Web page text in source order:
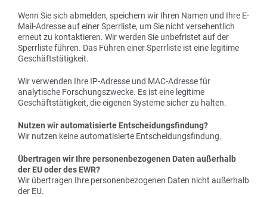
Wenn Sie sich abmelden, speichern wir Ihren Namen und Ihre E-
Mail-Adresse auf einer Sperrliste, um Sie nicht versehentlich
erneut zu kontaktieren. Wir werden Sie unbefristet auf der
Sperrliste führen. Das Führen einer Sperrliste ist eine legitime
Geschäftstätigkeit.
Wir verwenden Ihre IP-Adresse und MAC-Adresse für
analytische Forschungszwecke. Es ist eine legitime
Geschäftstätigkeit, die eigenen Systeme sicher zu halten.
Nutzen wir automatisierte Entscheidungsfindung?
Wir nutzen keine automatisierte Entscheidungsfindung.
Übertragen wir Ihre personenbezogenen Daten außerhalb
der EU oder des EWR?
Wir übertragen Ihre personenbezogenen Daten nicht außerhalb
der EU.